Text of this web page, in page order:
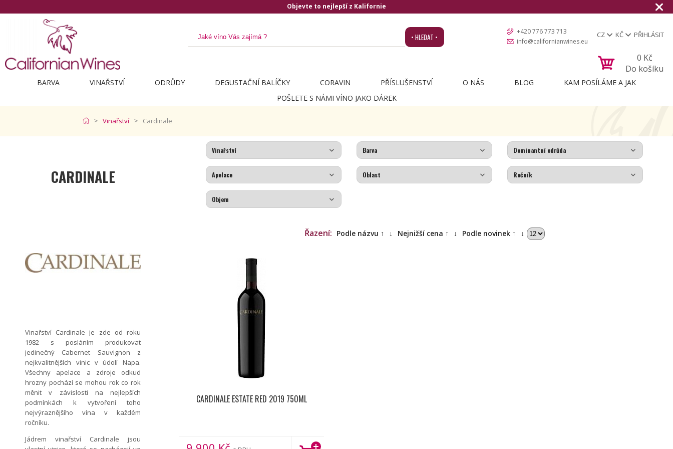
Objevte to nejlepší z Kalifornie
• HLEDAT •
+420 776 773 713
info@californianwines.eu
CZ KČ PŘIHLÁSIT
0 Kč
Do košíku
BARVA VINAŘSTVÍ ODRŮDY DEGUSTAČNÍ BALÍČKY CORAVIN PŘÍSLUŠENSTVÍ O NÁS BLOG
KAM POSÍLÁME A JAK
POŠLETE S NÁMI VÍNO JAKO DÁREK
Vinařství Cardinale
CARDINALE
Vinařství Cardinale je zde od roku
1982 s posláním produkovat
jedinečný Cabernet Sauvignon z
nejkvalitnějších vinic v údolí Napa.
Všechny apelace a zdroje odkud
hrozny pochází se mohou rok co rok
měnit v závislosti na nejlepších
podmínkách k vytvoření toho
nejvýraznějšího vína v každém
ročníku.
Jádrem vinařství Cardinale jsou
Řazení: Podle názvu ↑ ↓ Nejnižší cena ↑ ↓ Podle novinek ↑ ↓
CARDINALE ESTATE RED 2019 750ML